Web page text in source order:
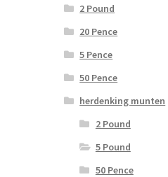
2 Pound
20 Pence
5 Pence
50 Pence
herdenking munten
2 Pound
5 Pound
50 Pence